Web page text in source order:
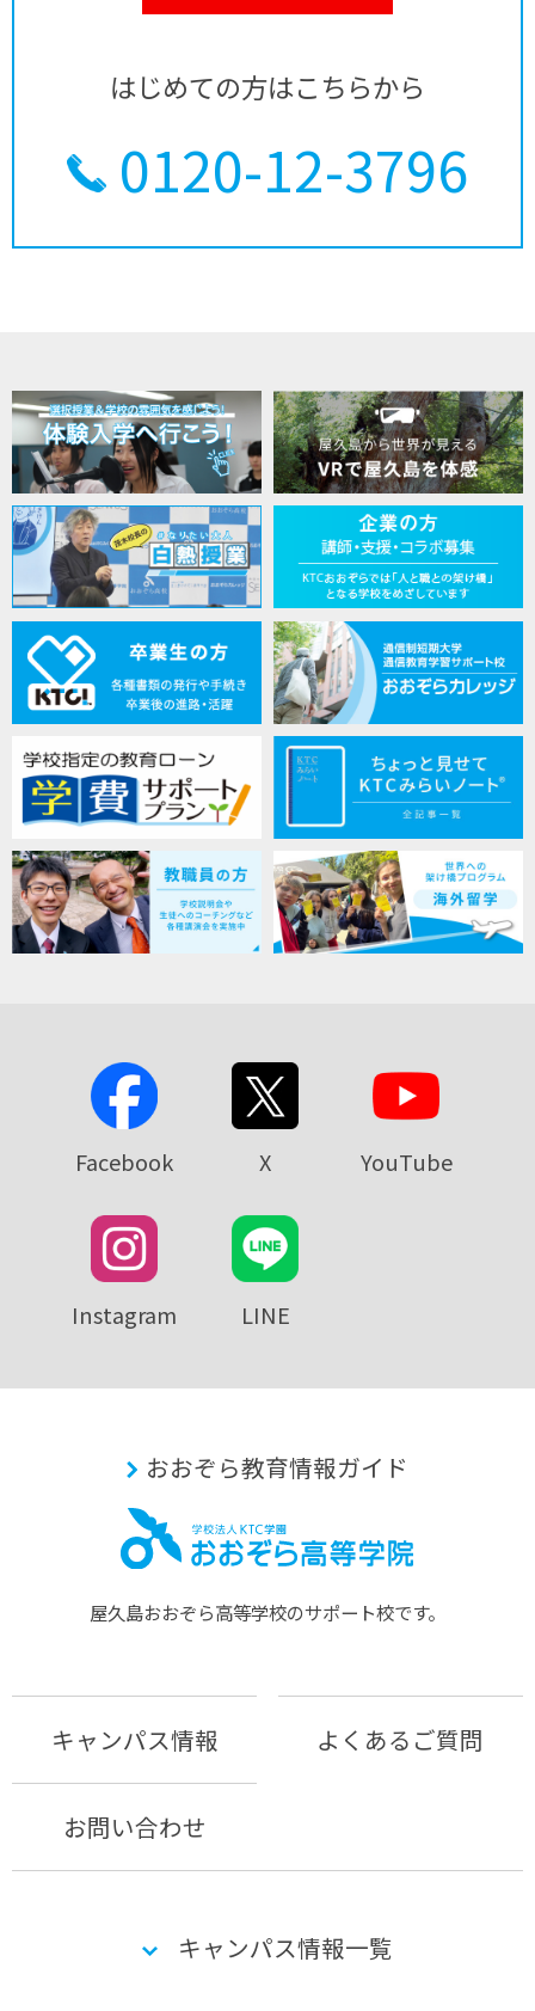
はじめての方はこちらから
0120-12-3796
Facebook X YouTube
Instagram LINE
おおぞら教育情報ガイド
屋久島おおぞら⾼等学校のサポート校です。
キャンパス情報 よくあるご質問
お問い合わせ
キャンパス情報一覧